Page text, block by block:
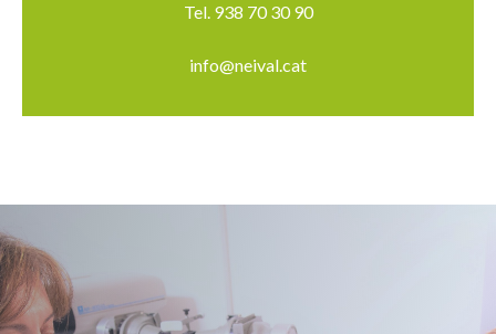
Tel. 938 70 30 90
info@neival.cat